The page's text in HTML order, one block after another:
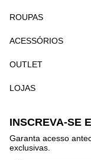
ROUPAS
ACESSÓRIOS
OUTLET
LOJAS
INSCREVA-SE
Garanta acesso
exclusivas.